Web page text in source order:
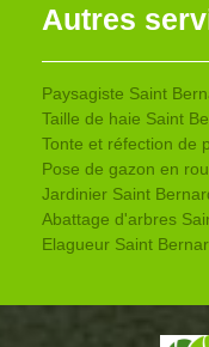
Autres
Paysagiste Saint
Taille de haie Saint
Tonte et réfection de
Pose de gazon en
Jardinier Saint
Abattage d'arbres
Elagueur Saint